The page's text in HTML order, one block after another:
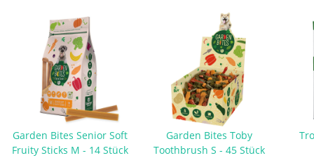
Garden Bites Senior Soft
Fruity Sticks M - 14 Stück
Garden Bites Toby
Toothbrush S - 45 Stück